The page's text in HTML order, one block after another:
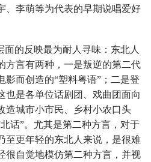
、李萌等为代表的早期说唱爱好
的反映最为耐人寻味：东北人
方言有两种，一是叛逆的第二代
影而创造的“塑料粤语”；二是登
也是各单位话剧团、戏曲团面向
造城市小市民、乡村小农口头
话”。尤其是第二种方言，对于
至更年轻的东北人来说，是很难
很自觉地模仿第二种方言，并视